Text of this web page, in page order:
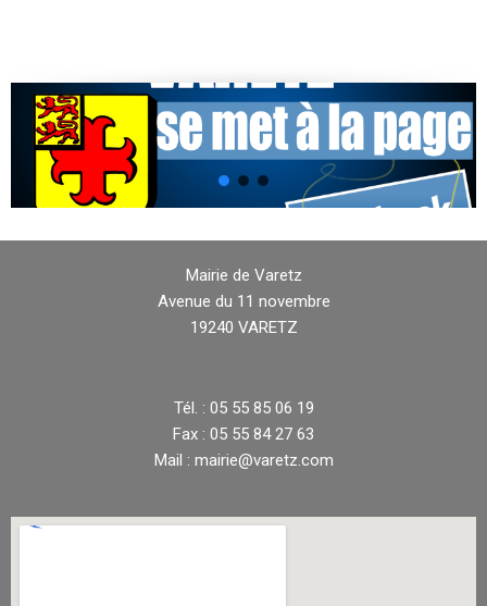
Mairie de Varetz
Avenue du 11 novembre
19240 VARETZ
Tél. : 05 55 85 06 19
Fax : 05 55 84 27 63
Mail : mairie@varetz.com